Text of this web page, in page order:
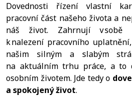
Dovednosti řízení vlastní
pracovní část našeho života a
náš život. Zahrnují v sobě
k nalezení pracovního
našim silným a slabým
na aktuálním trhu práce, a to
osobním životem. Jde tedy o
a spokojený život.